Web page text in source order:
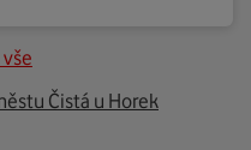
Čistá u Horek